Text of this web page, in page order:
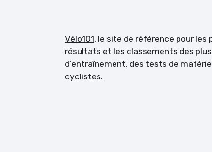
Vélo101, le site de référence pour les
résultats et les classements des
d’entraînement, des tests de
cyclistes.